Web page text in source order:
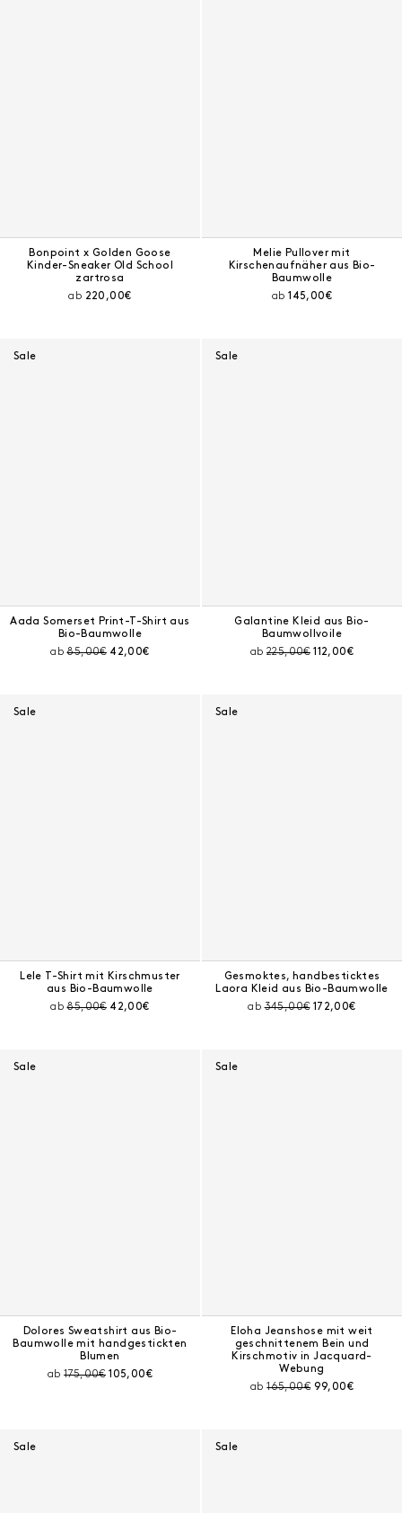
Bonpoint x Golden Goose
Kinder-Sneaker Old School
zartrosa
ab Aktueller Preis:
220,00€
Melie Pullover mit
Kirschenaufnäher aus Bio-
Baumwolle
abAktueller Preis:
145,00€
Sale
Aada Somerset Print-T-Shirt aus
Bio-Baumwolle
abPreis vor Rabatt:
85,00€ Aktueller Preis:
42,00€
Sale
Galantine Kleid aus Bio-
Baumwollvoile
abPreis vor Rabatt:
225,00€ Aktueller Preis:
112,00€
Sale
Lele T-Shirt mit Kirschmuster
aus Bio-Baumwolle
abPreis vor Rabatt:
85,00€ Aktueller Preis:
42,00€
Sale
Gesmoktes, handbesticktes
Laora Kleid aus Bio-Baumwolle
abPreis vor Rabatt:
345,00€ Aktueller Preis:
172,00€
Sale
Dolores Sweatshirt aus Bio-
Baumwolle mit handgestickten
Blumen
abPreis vor Rabatt:
175,00€ Aktueller Preis:
105,00€
Sale
Eloha Jeanshose mit weit
geschnittenem Bein und
Kirschmotiv in Jacquard-
Webung
abPreis vor Rabatt:
165,00€ Aktueller Preis:
99,00€
Sale Sale